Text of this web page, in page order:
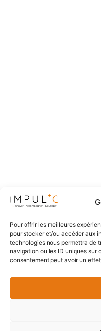
Pour offrir les meilleures
pour stocker et/ou accéder aux
technologies nous permettra de
navigation ou les ID uniques sur
consentement peut avoir un